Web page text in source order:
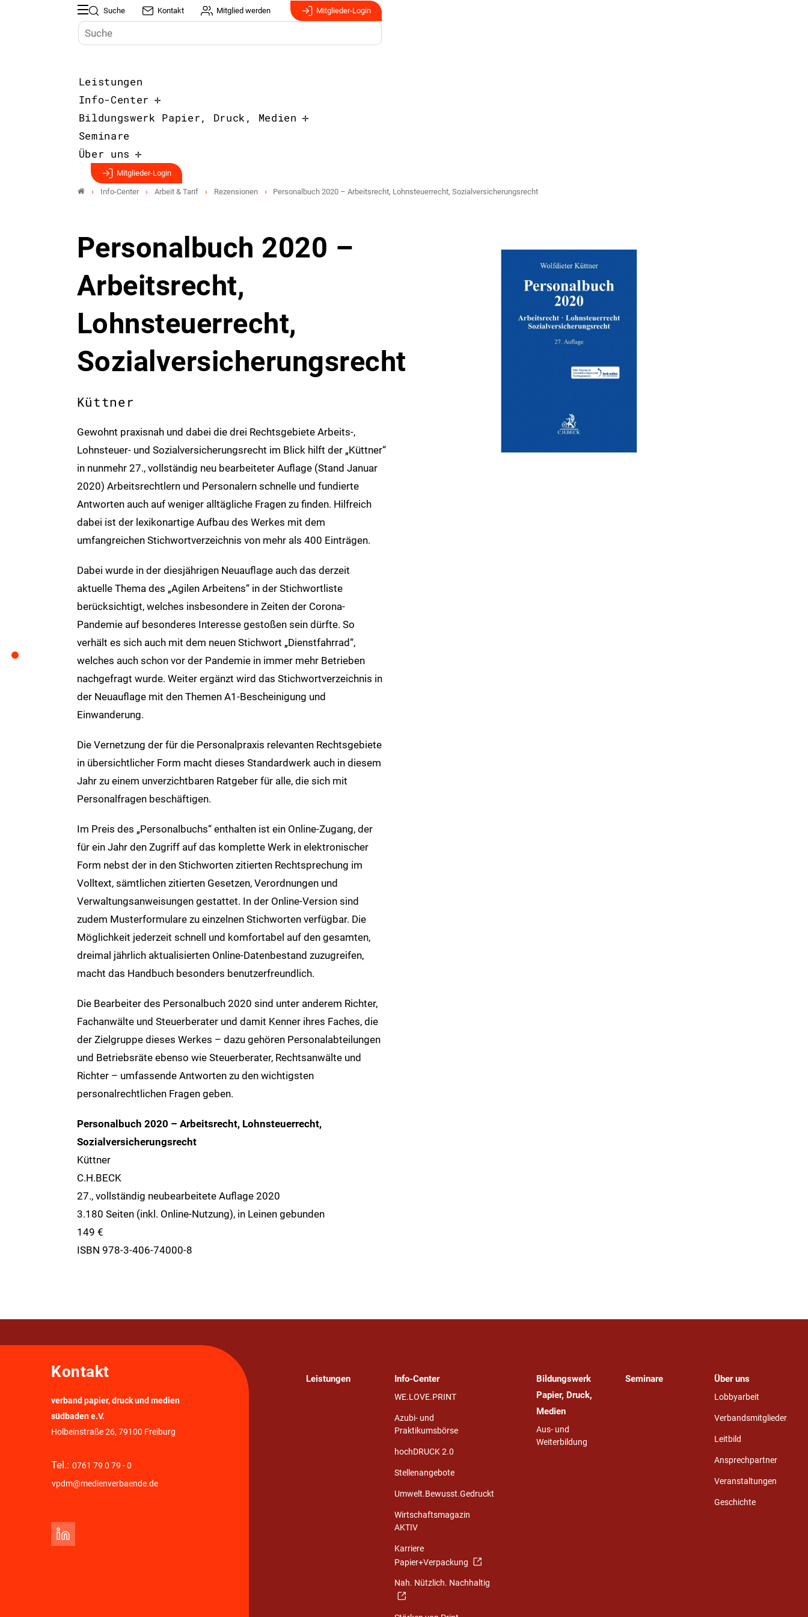
Suche Kontakt Mitglied werden Mitglieder-Login
Leistungen
Info-Center
Bildungswerk Papier, Druck, Medien
Seminare
Über uns
Mitglieder-Login
Info-Center Arbeit & Tarif Rezensionen Personalbuch 2020 – Arbeitsrecht, Lohnsteuerrecht, Sozialversicherungsrecht
Personalbuch 2020 –
Arbeitsrecht,
Lohnsteuerrecht,
Sozialversicherungsrecht
Küttner
Gewohnt praxisnah und dabei die drei Rechtsgebiete Arbeits-,
Lohnsteuer- und Sozialversicherungsrecht im Blick hilft der „Küttner“
in nunmehr 27., vollständig neu bearbeiteter Auflage (Stand Januar
2020) Arbeitsrechtlern und Personalern schnelle und fundierte
Antworten auch auf weniger alltägliche Fragen zu finden. Hilfreich
dabei ist der lexikonartige Aufbau des Werkes mit dem
umfangreichen Stichwortverzeichnis von mehr als 400 Einträgen.
Dabei wurde in der diesjährigen Neuauflage auch das derzeit
aktuelle Thema des „Agilen Arbeitens“ in der Stichwortliste
berücksichtigt, welches insbesondere in Zeiten der Corona-
Pandemie auf besonderes Interesse gestoßen sein dürfte. So
verhält es sich auch mit dem neuen Stichwort „Dienstfahrrad“,
welches auch schon vor der Pandemie in immer mehr Betrieben
nachgefragt wurde. Weiter ergänzt wird das Stichwortverzeichnis in
der Neuauflage mit den Themen A1-Bescheinigung und
Einwanderung.
Die Vernetzung der für die Personalpraxis relevanten Rechtsgebiete
in übersichtlicher Form macht dieses Standardwerk auch in diesem
Jahr zu einem unverzichtbaren Ratgeber für alle, die sich mit
Personalfragen beschäftigen.
Im Preis des „Personalbuchs“ enthalten ist ein Online-Zugang, der
für ein Jahr den Zugriff auf das komplette Werk in elektronischer
Form nebst der in den Stichworten zitierten Rechtsprechung im
Volltext, sämtlichen zitierten Gesetzen, Verordnungen und
Verwaltungsanweisungen gestattet. In der Online-Version sind
zudem Musterformulare zu einzelnen Stichworten verfügbar. Die
Möglichkeit jederzeit schnell und komfortabel auf den gesamten,
dreimal jährlich aktualisierten Online-Datenbestand zuzugreifen,
macht das Handbuch besonders benutzerfreundlich.
Die Bearbeiter des Personalbuch 2020 sind unter anderem Richter,
Fachanwälte und Steuerberater und damit Kenner ihres Faches, die
der Zielgruppe dieses Werkes – dazu gehören Personalabteilungen
und Betriebsräte ebenso wie Steuerberater, Rechtsanwälte und
Richter – umfassende Antworten zu den wichtigsten
personalrechtlichen Fragen geben.
Personalbuch 2020 – Arbeitsrecht, Lohnsteuerrecht,
Sozialversicherungsrecht
Küttner
C.H.BECK
27., vollständig neubearbeitete Auflage 2020
3.180 Seiten (inkl. Online-Nutzung), in Leinen gebunden
149 €
ISBN 978-3-406-74000-8
Kontakt
verband papier, druck und medien
südbaden e.V.
Holbeinstraße 26, 79100 Freiburg
Tel.: 0761 79 0 79 - 0
vpdm@medienverbaende.de
Leistungen Info-Center
WE.LOVE.PRINT
Azubi- und
Praktikumsbörse
hochDRUCK 2.0
Stellenangebote
Umwelt.Bewusst.Gedruckt
Wirtschaftsmagazin
AKTIV
Karriere
Papier+Verpackung
Nah. Nützlich. Nachhaltig
Bildungswerk
Papier, Druck,
Medien
Aus- und
Weiterbildung
Seminare Über uns
Lobbyarbeit
Verbandsmitglieder
Leitbild
Ansprechpartner
Veranstaltungen
Geschichte